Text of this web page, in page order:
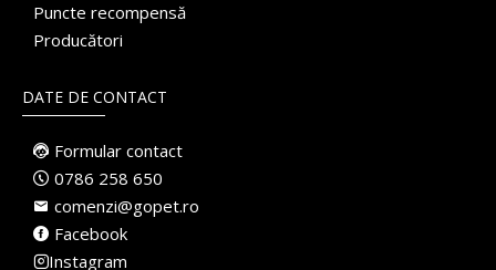
Puncte recompensă
Producători
DATE DE CONTACT
Formular contact
0786 258 650
comenzi@gopet.ro
Facebook
Instagram